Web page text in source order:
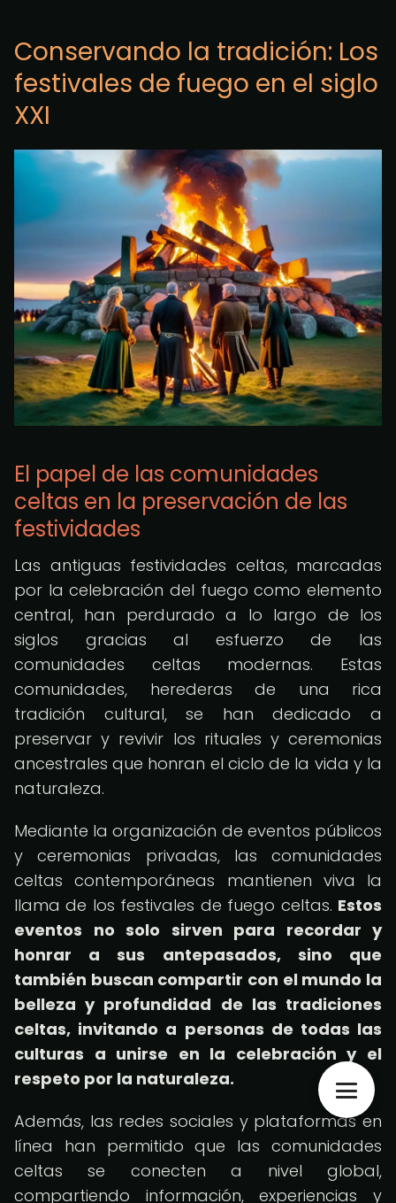
Conservando la tradición: Los
festivales de fuego en el siglo
XXI
El papel de las comunidades
celtas en la preservación de las
festividades
Las antiguas festividades celtas, marcadas
por la celebración del fuego como elemento
central, han perdurado a lo largo de los
siglos gracias al esfuerzo de las
comunidades celtas modernas. Estas
comunidades, herederas de una rica
tradición cultural, se han dedicado a
preservar y revivir los rituales y ceremonias
ancestrales que honran el ciclo de la vida y la
naturaleza.
Mediante la organización de eventos públicos
y ceremonias privadas, las comunidades
celtas contemporáneas mantienen viva la
llama de los festivales de fuego celtas. Estos
eventos no solo sirven para recordar y
honrar a sus antepasados, sino que
también buscan compartir con el mundo la
belleza y profundidad de las tradiciones
celtas, invitando a personas de todas las
culturas a unirse en la celebración y el
respeto por la naturaleza.
Además, las redes sociales y plataformas en
línea han permitido que las comunidades
celtas se conecten a nivel global,
compartiendo información, experiencias y